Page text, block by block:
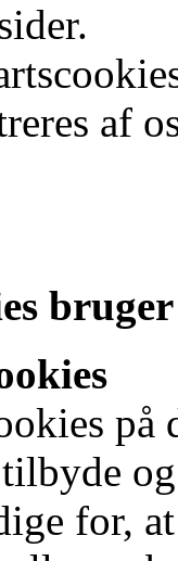
af
på
for,